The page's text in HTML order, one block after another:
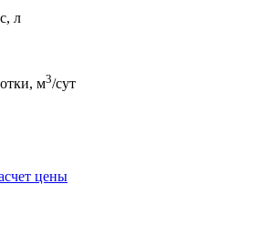
л
м3/сут
цены